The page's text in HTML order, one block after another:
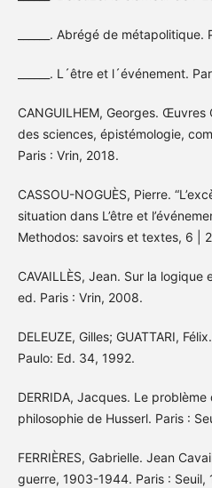
______. Abrégé de
______. L´être et l´événement.
CANGUILHEM, Georges. Œuvres
des sciences, épistémologie,
Paris : Vrin, 2018.
CASSOU-NOGUÈS, Pierre.
situation dans L’être et
Methodos: savoirs et textes, 6 |
CAVAILLÈS, Jean. Sur la
ed. Paris : Vrin, 2008.
DELEUZE, Gilles; GUATTARI,
Paulo: Ed. 34, 1992.
DERRIDA, Jacques. Le
philosophie de Husserl. Paris :
FERRIÈRES, Gabrielle. Jean
guerre, 1903-1944. Paris : Seuil,